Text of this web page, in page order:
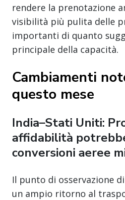
rendere la prenotazione
visibilità più pulita delle
importanti di quanto
principale della capacità.
Cambiamenti
questo mese
India–Stati Uniti:
affidabilità
conversioni aeree
Il punto di osservazione
un ampio ritorno al